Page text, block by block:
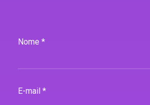
Nome *
E-mail *